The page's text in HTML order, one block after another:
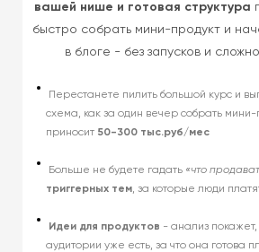
вашей нише и готовая структура
быстро собрать мини-продукт и
в блоге - без запусков и
Перестанете пилить большой курс и
схема, как за один вечер собрать мини-
приносит 50-300 тыс.руб/мес
Больше не будете гадать «что
триггерных тем, за которые люди
Идеи для продуктов - анализ
аудитории уже есть, за что она готова